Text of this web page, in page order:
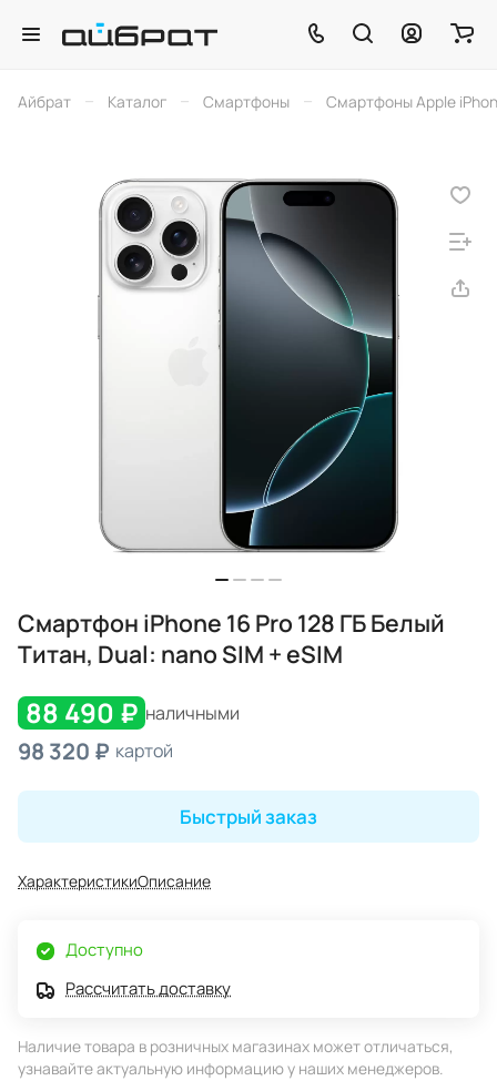
Айбрат – Каталог – Смартфоны – Смартфоны Apple
Смартфон iPhone 16 Pro 128 ГБ Белый
Титан, Dual: nano SIM + eSIM
88 490 ₽ наличными
98 320 ₽ картой
Быстрый заказ
ХарактеристикиОписание
Доступно
Рассчитать доставку
Наличие товара в розничных магазинах может отличаться,
узнавайте актуальную информацию у наших менеджеров.